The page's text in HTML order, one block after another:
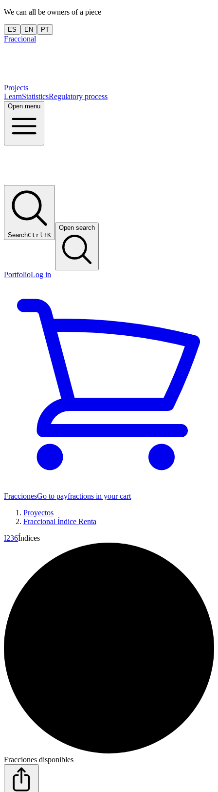
We can all be owners of a piece
ES EN PT
Fraccional
Projects
LearnStatisticsRegulatory process
Open menu
SearchCtrl+K
Open search
PortfolioLog in
FraccionesGo to payfractions in your cart
Proyectos
Fraccional Índice Renta
I236Índices
Fracciones disponibles